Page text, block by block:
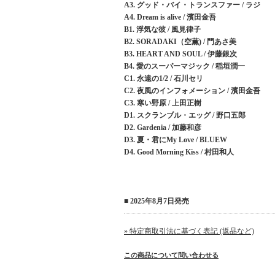
A3. グッド・バイ・トランスファー / ラジ
A4. Dream is alive / 濱田金吾
B1. 浮気な彼 / 風見律子
B2. SORADAKI（空薫) / 門あさ美
B3. HEART AND SOUL / 伊藤銀次
B4. 愛のスーパーマジック / 稲垣潤一
C1. 永遠の1/2 / 石川セリ
C2. 夜風のインフォメーション / 濱田金吾
C3. 寒い野原 / 上田正樹
D1. スクランブル・エッグ / 野口五郎
D2. Gardenia / 加藤和彦
D3. 夏・君にMy Love / BLUEW
D4. Good Morning Kiss / 村田和人
■ 2025年8月7日発売
» 特定商取引法に基づく表記 (返品など)
この商品について問い合わせる